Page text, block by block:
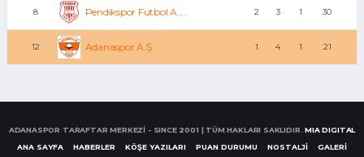
8 Pendikspor Futbol A.... 2 3 1 30
12 Adanaspor A.Ş. 1 4 1 21
ADANASPOR TARAFTAR MERKEZİ - SINCE 2001 | TÜM HAKLARI SAKLIDIR.MIA DIGITAL
ANA SAYFA
HABERLER KÖŞE YAZILARI PUAN DURUMU NOSTALJİ GALERİ